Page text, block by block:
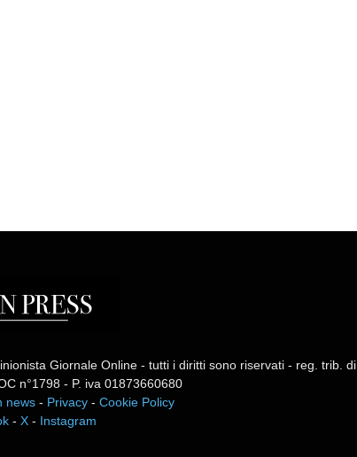
Giornale Online - tutti i diritti sono riservati - reg. trib. di
n°1798 - P. iva 01873660680
news- Privacy- Cookie Policy
-X - Instagram